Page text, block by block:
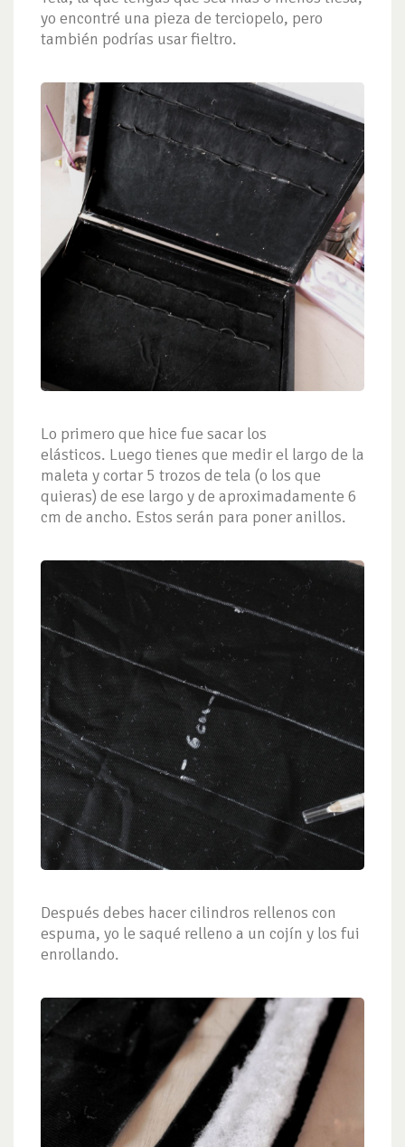
yo encontré una pieza de terciopelo, pero
también podrías usar fieltro.
Lo primero que hice fue sacar los
elásticos. Luego tienes que medir el largo de la
maleta y cortar 5 trozos de tela (o los que
quieras) de ese largo y de aproximadamente 6
cm de ancho. Estos serán para poner anillos.
Después debes hacer cilindros rellenos con
espuma, yo le saqué relleno a un cojín y los fui
enrollando.